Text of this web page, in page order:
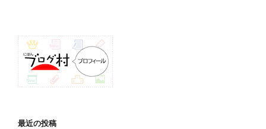
最近の投稿